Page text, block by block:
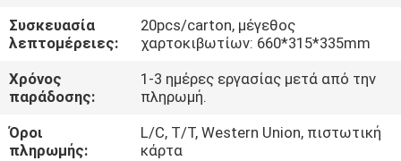
ΕΛΆΤΕ
ΣΕ
ΕΠΑΦΉ
ΜΕ
Συσκευασία
λεπτομέρειες:
20pcs/carton, μέγεθος
χαρτοκιβωτίων: 660*315*335mm
Χρόνος
παράδοσης:
1-3 ημέρες εργασίας μετά από την
πληρωμή.
Όροι
πληρωμής:
L/C, T/T, Western Union, πιστωτική
κάρτα